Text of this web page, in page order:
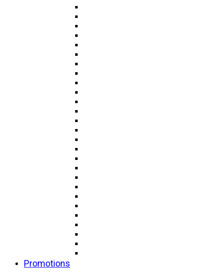
Promotions